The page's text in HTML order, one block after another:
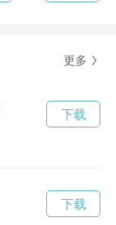
更多
下载
下载